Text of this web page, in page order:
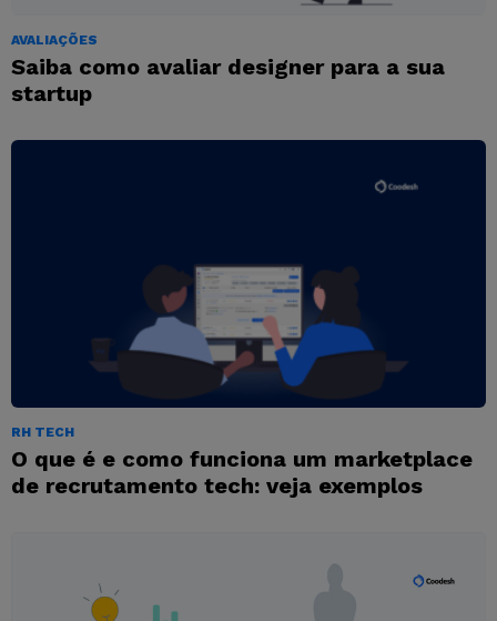
AVALIAÇÕES
Saiba como avaliar designer para a sua
startup
RH TECH
O que é e como funciona um marketplace
de recrutamento tech: veja exemplos